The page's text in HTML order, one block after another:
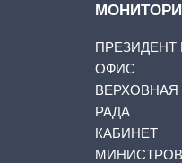
ПРЕЗИДЕНТ
ОФИС
ВЕРХОВНАЯ
РАДА
КАБИНЕТ
МИНИСТРОВ